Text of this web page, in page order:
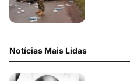
Notícias Mais Lidas